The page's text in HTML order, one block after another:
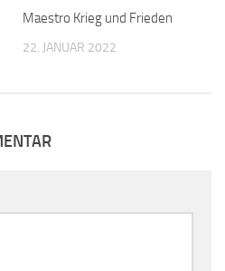
Maestro Krieg und Frieden
22. JANUAR 2022